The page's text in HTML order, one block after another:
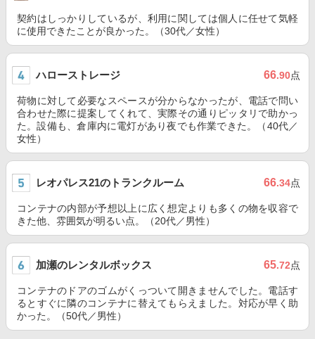
契約はしっかりしているが、利用に関しては個人に任せて気軽
に使用できたことが良かった。（30代／女性）
ハローストレージ 66.90点
荷物に対して必要なスペースが分からなかったが、電話で問い
合わせた際に提案してくれて、実際その通りピッタリで助かっ
た。設備も、倉庫内に電灯があり夜でも作業できた。（40代／
女性）
レオパレス21のトランクルーム 66.34点
コンテナの内部が予想以上に広く想定よりも多くの物を収容で
きた他、雰囲気が明るい点。（20代／男性）
加瀬のレンタルボックス 65.72点
コンテナのドアのゴムがくっついて開きませんでした。電話す
るとすぐに隣のコンテナに替えてもらえました。対応が早く助
かった。（50代／男性）